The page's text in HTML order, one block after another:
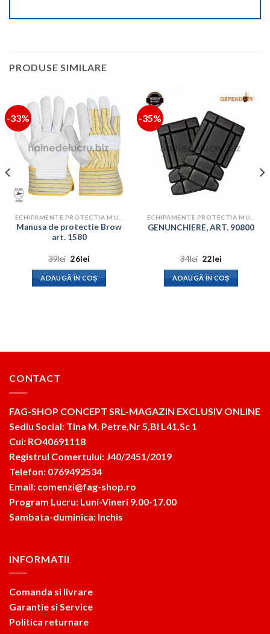
PRODUSE SIMILARE
-33%
Manusa de protectie Brow
art. 1580
39lei Prețul
a
fost:
39lei.
26leiPrețul
este:
26lei.
ADAUGĂ ÎN COȘ
-35%
GENUNCHIERE, ART. 90800
34lei Prețul
a
fost:
34lei.
22leiPrețul
este:
22lei.
ADAUGĂ ÎN COȘ
CONTACT
FAG-SHOP CONCEPT SRL-MAGAZIN EXCLUSIV ONLINE
Sediu Social: Tina M. Petre,Nr 5,Bl L41,Sc 1
Cui: RO40691118
Registrul Comertului: J40/2451/2019
Telefon: 0769492534
Email: comenzi@fag-shop.ro
Program Lucru: Luni-Vineri 9.00-17.00
Sambata-duminica: Inchis
INFORMATII
Comanda si livrare
Garantie si Service
Politica returnare